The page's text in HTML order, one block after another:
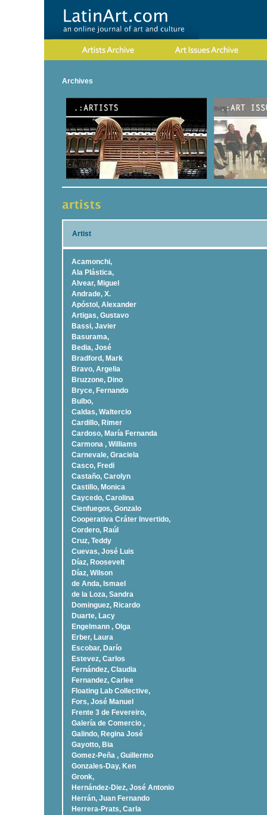
Archives
Artist
Acamonchi,
Ala Plástica,
Alvear, Miguel
Andrade, X.
Apóstol, Alexander
Artigas, Gustavo
Bassi, Javier
Basurama,
Bedia, José
Bradford, Mark
Bravo, Argelia
Bruzzone, Dino
Bryce, Fernando
Bulbo,
Caldas, Waltercio
Cardillo, Rimer
Cardoso, Marí­a Fernanda
Carmona , Williams
Carnevale, Graciela
Casco, Fredi
Castaño, Carolyn
Castillo, Monica
Caycedo, Carolina
Cienfuegos, Gonzalo
Cooperativa Cráter Invertido,
Cordero, Raúl
Cruz, Teddy
Cuevas, José Luis
Díaz, Roosevelt
Dí­az, Wilson
de Anda, Ismael
de la Loza, Sandra
Dominguez, Ricardo
Duarte, Lacy
Engelmann , Olga
Erber, Laura
Escobar, Darío
Estevez, Carlos
Fernández, Claudia
Fernandez, Carlee
Floating Lab Collective,
Fors, José Manuel
Frente 3 de Fevereiro,
Galería de Comercio ,
Galindo, Regina José
Gayotto, Bia
Gomez-Peña , Guillermo
Gonzales-Day, Ken
Gronk,
Hernández-Diez, José Antonio
Herrán, Juan Fernando
Herrera-Prats, Carla